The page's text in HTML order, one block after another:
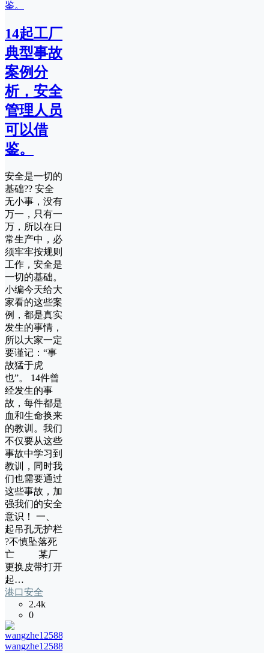
14起工厂
典型事故
案例分
析，安全
管理人员
可以借
鉴。
安全是一切的
基础?? 安全
无小事，没有
万一，只有一
万，所以在日
常生产中，必
须牢牢按规则
工作，安全是
一切的基础。
小编今天给大
家看的这些案
例，都是真实
发生的事情，
所以大家一定
要谨记：“事
故猛于虎
也”。 14件曾
经发生的事
故，每件都是
血和生命换来
的教训。我们
不仅要从这些
事故中学习到
教训，同时我
们也需要通过
这些事故，加
强我们的安全
意识！ 一、
起吊孔无护栏
?不慎坠落死
亡 某厂
更换皮带打开
起…
港口安全
2.4k
0
wangzhe12588